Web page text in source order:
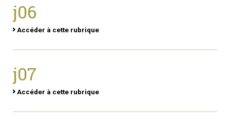
j06
Accéder à cette rubrique
j07
Accéder à cette rubrique